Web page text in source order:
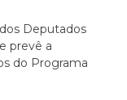
Deputados
prevê a
do Programa